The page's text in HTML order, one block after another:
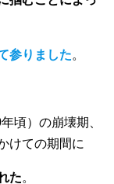
参りました。
頃）の崩壊期、
けての期間に
た。